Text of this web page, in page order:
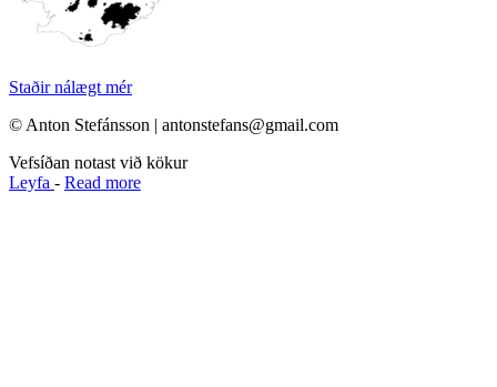
Staðir nálægt mér
© Anton Stefánsson | antonstefans@gmail.com
Vefsíðan notast við kökur
Leyfa - Read more